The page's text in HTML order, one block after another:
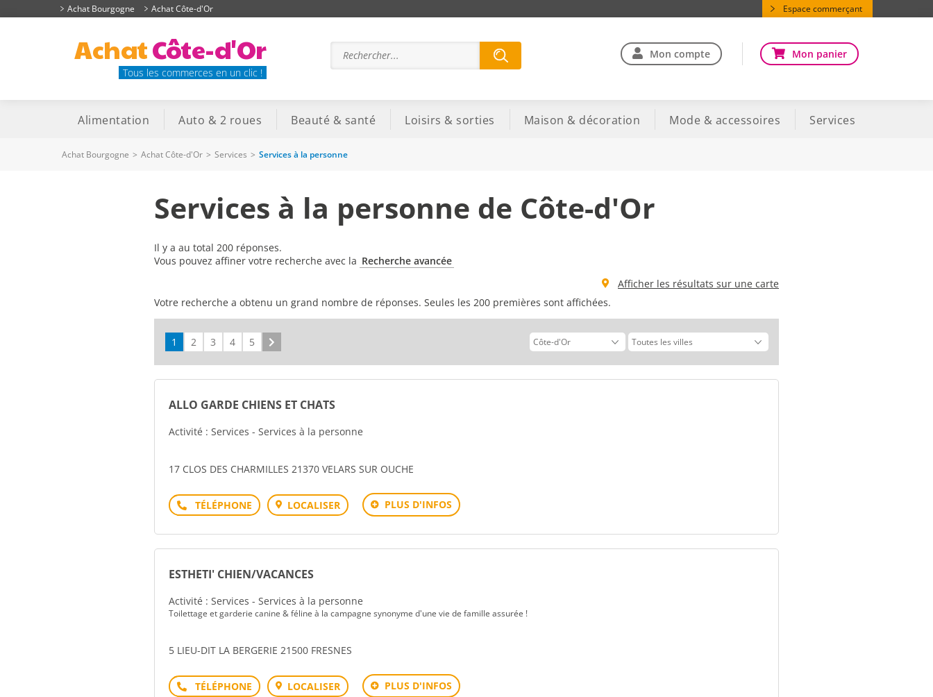
Achat Bourgogne Achat Côte-d'Or Espace commerçant
AchatCôte-d'Or
Tous les commerces en un clic !
Mon compte Mon panier
Alimentation Auto & 2 roues Beauté & santé Loisirs & sorties Maison & décoration Mode & accessoires Services
Achat Bourgogne > Achat Côte-d'Or > Services > Services à la personne
Services à la personne de Côte-d'Or
Il y a au total 200 réponses.
Vous pouvez affiner votre recherche avec la Recherche avancée
Afficher les résultats sur une carte
Votre recherche a obtenu un grand nombre de réponses. Seules les 200 premières sont affichées.
1 2 3 4 5
ALLO GARDE CHIENS ET CHATS
Activité : Services - Services à la personne
17 CLOS DES CHARMILLES 21370 VELARS SUR OUCHE
Téléphone LOCALISER PLUS D'INFOS
ESTHETI' CHIEN/VACANCES
Activité : Services - Services à la personne
Toilettage et garderie canine & féline à la campagne synonyme d'une vie de famille assurée !
5 LIEU-DIT LA BERGERIE 21500 FRESNES
Téléphone LOCALISER PLUS D'INFOS